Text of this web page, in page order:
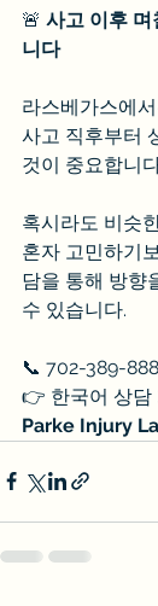
🚨 사고 이후 며
니다
라스베가스에
사고 직후부터
것이 중요합니
혹시라도 비슷
혼자 고민하기
담을 통해 방향
수 있습니다.
📞 702-389-
👉 한국어 상담
Parke Injury